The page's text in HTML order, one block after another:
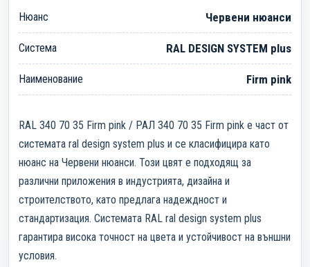
Нюанс Червени нюанси
Система RAL DESIGN SYSTEM plus
Наименование Firm pink
RAL 340 70 35 Firm pink / РАЛ 340 70 35 Firm pink е част от
системата ral design system plus и се класифицира като
нюанс на Червени нюанси. Този цвят е подходящ за
различни приложения в индустрията, дизайна и
строителството, като предлага надеждност и
стандартизация. Системата RAL ral design system plus
гарантира висока точност на цвета и устойчивост на външни
условия.